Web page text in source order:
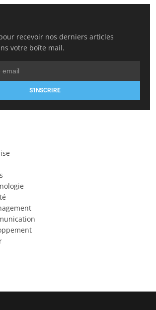
recevoir nos derniers articles
votre boîte mail.
S'INSCRIRE